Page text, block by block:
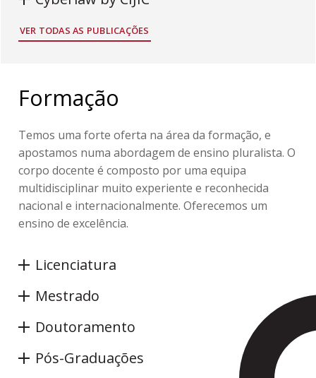
VER TODAS AS PUBLICAÇÕES
Formação
Temos uma forte oferta na área da formação, e
apostamos numa abordagem de ensino pluralista. O
corpo docente é composto por uma equipa
multidisciplinar muito experiente e reconhecida
nacional e internacionalmente. Oferecemos um
ensino de excelência.
Licenciatura
Mestrado
Doutoramento
Pós-Graduações